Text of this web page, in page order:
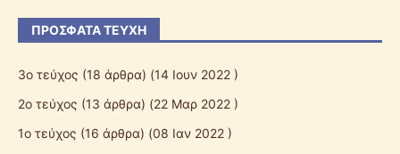
ΠΡΌΣΦΑΤΑ ΤΕΎΧΗ
3ο τεύχος (18 άρθρα) (14 Ιουν 2022 )
2ο τεύχος (13 άρθρα) (22 Μαρ 2022 )
1ο τεύχος (16 άρθρα) (08 Ιαν 2022 )